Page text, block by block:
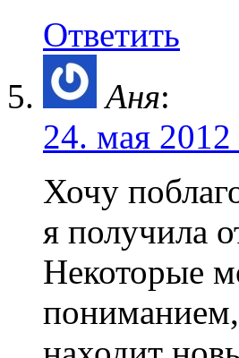
Ответить
Аня:
24. мая
Хочу
я получила
Некоторые
пониманием,